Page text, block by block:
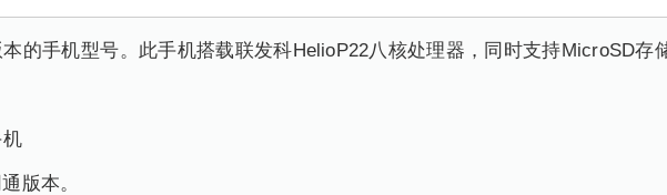
的手机型号。此手机搭载联发科HelioP22八核处理器，同时支持MicroSD存
版本。